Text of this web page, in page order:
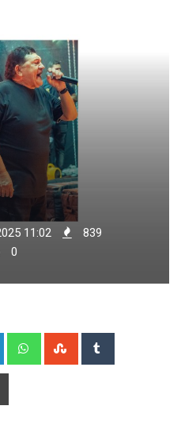
11:02
839
0
LinkedIn WhatsappStumbleUpon